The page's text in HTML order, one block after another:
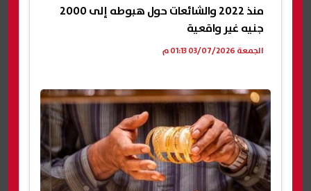
منذ 2022 والشائعات حول هبوطه إلى 2000
جنيه غير واقعية
الجمعة 03/07/2026 01:13 م